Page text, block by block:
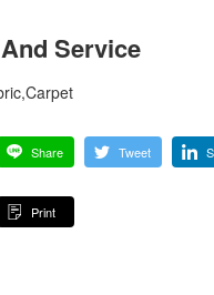
Service
Share Tweet
Print